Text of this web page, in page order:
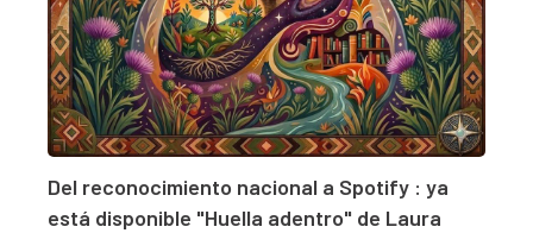
Del reconocimiento nacional a Spotify : ya
está disponible "Huella adentro" de Laura